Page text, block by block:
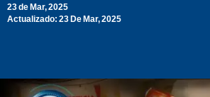
23 de Mar, 2025
Actualizado: 23 De Mar, 2025